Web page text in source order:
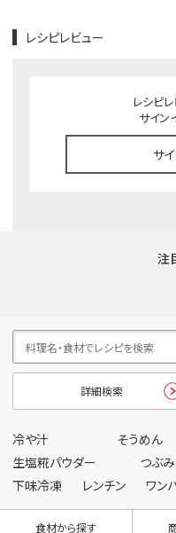
レシピレビュー
レシピ
サイン
サ
注
詳細検索
冷や汁 そうめん
生塩糀パウダー
つぶ
下味冷凍
レンチン ワン
食材から探す